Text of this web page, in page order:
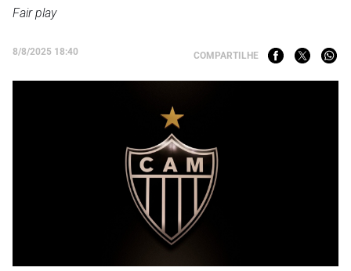
Fair play
8/8/2025 18:40 COMPARTILHE